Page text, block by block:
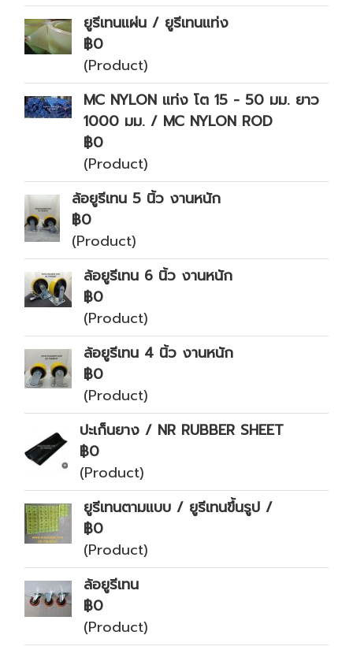
ยูรีเทนแผ่น / ยูรีเทนแท่ง
฿0
(Product)
MC NYLON แท่ง โต 15 - 50 มม. ยาว
1000 มม. / MC NYLON ROD
฿0
(Product)
ล้อยูรีเทน 5 นิ้ว งานหนัก
฿0
(Product)
ล้อยูรีเทน 6 นิ้ว งานหนัก
฿0
(Product)
ล้อยูรีเทน 4 นิ้ว งานหนัก
฿0
(Product)
ปะเก็นยาง / NR RUBBER SHEET
฿0
(Product)
ยูรีเทนตามแบบ / ยูรีเทนขึ้นรูป /
฿0
(Product)
ล้อยูรีเทน
฿0
(Product)